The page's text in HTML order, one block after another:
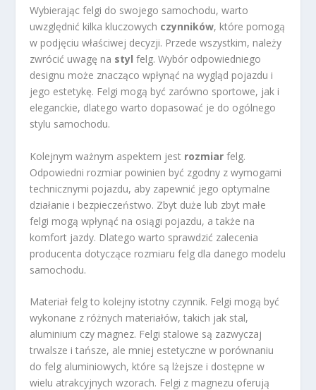
Wybierając felgi do swojego samochodu, warto
uwzględnić kilka kluczowych czynników, które pomogą
w podjęciu właściwej decyzji. Przede wszystkim, należy
zwrócić uwagę na styl felg. Wybór odpowiedniego
designu może znacząco wpłynąć na wygląd pojazdu i
jego estetykę. Felgi mogą być zarówno sportowe, jak i
eleganckie, dlatego warto dopasować je do ogólnego
stylu samochodu.
Kolejnym ważnym aspektem jest rozmiar felg.
Odpowiedni rozmiar powinien być zgodny z wymogami
technicznymi pojazdu, aby zapewnić jego optymalne
działanie i bezpieczeństwo. Zbyt duże lub zbyt małe
felgi mogą wpłynąć na osiągi pojazdu, a także na
komfort jazdy. Dlatego warto sprawdzić zalecenia
producenta dotyczące rozmiaru felg dla danego modelu
samochodu.
Materiał felg to kolejny istotny czynnik. Felgi mogą być
wykonane z różnych materiałów, takich jak stal,
aluminium czy magnez. Felgi stalowe są zazwyczaj
trwalsze i tańsze, ale mniej estetyczne w porównaniu
do felg aluminiowych, które są lżejsze i dostępne w
wielu atrakcyjnych wzorach. Felgi z magnezu oferują